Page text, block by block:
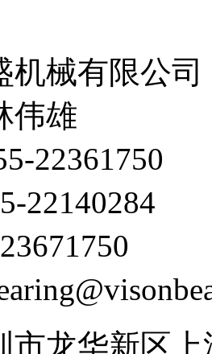
机械有限公司
伟雄
22361750
22140284
市龙华新区